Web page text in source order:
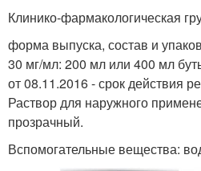
растений
Кислоты в садоводстве
Клинико-фармакологическая
форма выпуска, состав и
30 мг/мл: 200 мл или 400 мл
от 08.11.2016 - срок действия
Раствор для наружного
прозрачный.
Вспомогательные вещества: